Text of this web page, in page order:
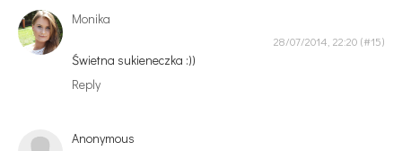
Monika
28/07/2014, 22:20
Świetna sukieneczka :))
Reply
Anonymous